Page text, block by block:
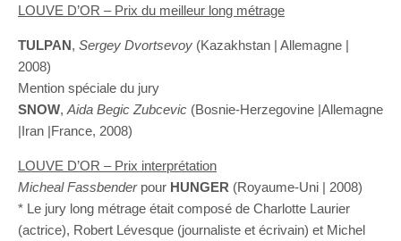
LOUVE D’OR – Prix du meilleur long métrage
TULPAN, Sergey Dvortsevoy (Kazakhstan | Allemagne |
2008)
Mention spéciale du jury
SNOW, Aida Begic Zubcevic (Bosnie-Herzegovine |Allemagne
|Iran |France, 2008)
LOUVE D’OR – Prix interprétation
Micheal Fassbender pour HUNGER (Royaume-Uni | 2008)
* Le jury long métrage était composé de Charlotte Laurier
(actrice), Robert Lévesque (journaliste et écrivain) et Michel